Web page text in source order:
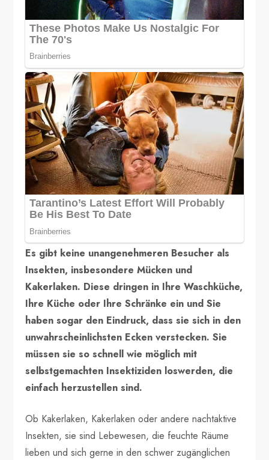
Es gibt keine unangenehmeren Besucher als
Insekten, insbesondere Mücken und
Kakerlaken. Diese dringen in Ihre Waschküche,
Ihre Küche oder Ihre Schränke ein und Sie
haben sogar den Eindruck, dass sie sich in den
unwahrscheinlichsten Ecken verstecken. Sie
müssen sie so schnell wie möglich mit
selbstgemachten Insektiziden loswerden, die
einfach herzustellen sind.
Ob Kakerlaken, Kakerlaken oder andere nachtaktive
Insekten, sie sind Lebewesen, die feuchte Räume
lieben und sich gerne in den schwer zugänglichen